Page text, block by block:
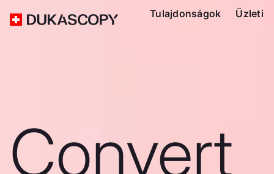
Tulajdonságok Üzleti
Convert